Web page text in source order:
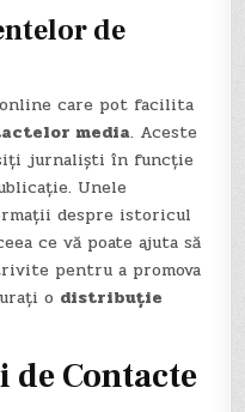
de
care pot facilita
media. Aceste
jurnaliști în funcție
Unele
despre istoricul
ce vă poate ajuta să
pentru a promova
o distribuție
de Contacte